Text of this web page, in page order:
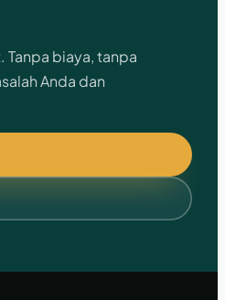
biaya, tanpa
Anda dan